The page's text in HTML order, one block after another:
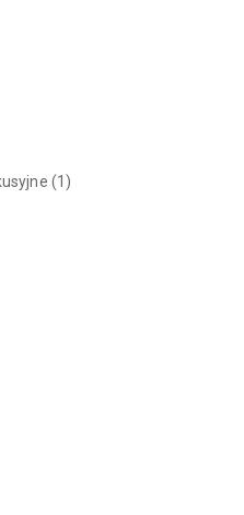
(1)